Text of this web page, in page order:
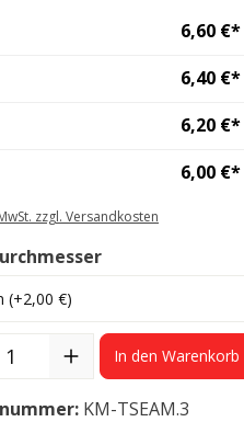
6,60 €*
6,40 €*
6,20 €*
6,00 €*
zzgl. Versandkosten
In den Warenkorb
KM-TSEAM.3